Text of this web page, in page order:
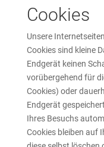
Cookies
Unsere
Cookies sind kleine
Endgerät keinen
vorübergehend für
Cookies) oder
Endgerät
Ihres Besuchs
Cookies bleiben auf